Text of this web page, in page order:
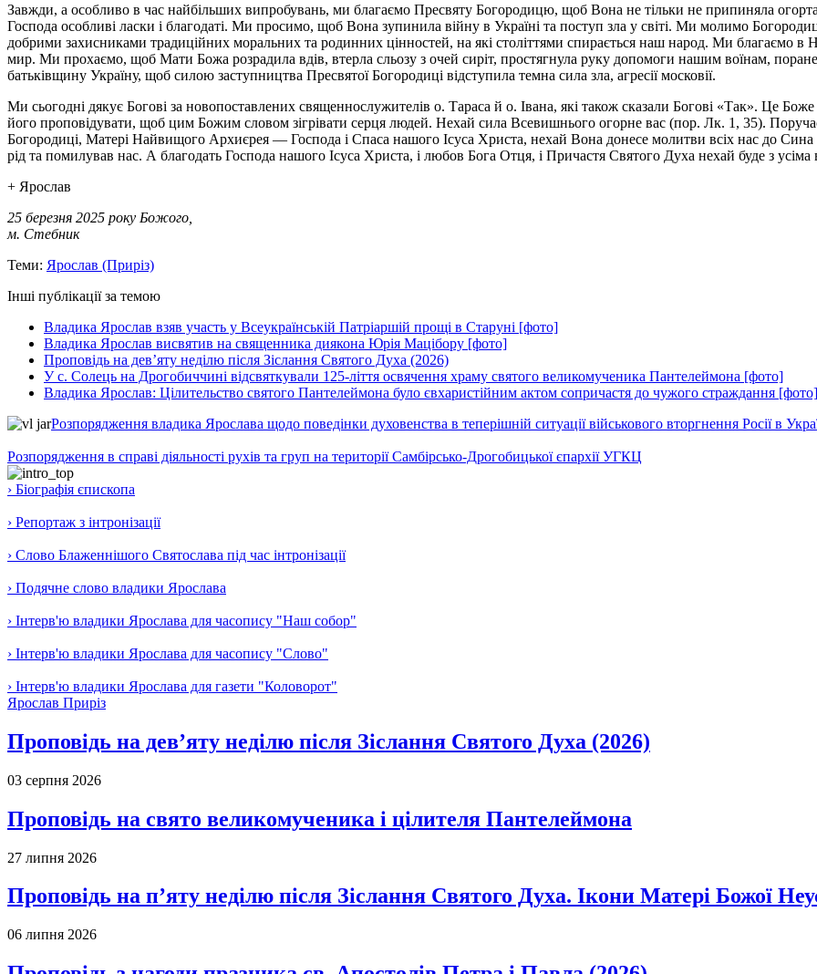
Завжди, а особливо в час найбільших випробувань, ми благаємо Пресвяту Богородицю, щоб Вона не тільки не припиняла
Господа особливі ласки і благодаті. Ми просимо, щоб Вона зупинила війну в Україні та поступ зла у світі. Ми молимо
добрими захисниками традиційних моральних та родинних цінностей, на які століттями спирається наш народ. Ми благаємо в
мир. Ми прохаємо, щоб Мати Божа розрадила вдів, втерла сльозу з очей сиріт, простягнула руку допомоги нашим воїнам,
батьківщину Україну, щоб силою заступництва Пресвятої Богородиці відступила темна сила зла, агресії московії.
Ми сьогодні дякує Богові за новопоставлених священнослужителів о. Тараса й о. Івана, які також сказали Богові «Так». Це
його проповідувати, щоб цим Божим словом зігрівати серця людей. Нехай сила Всевишнього огорне вас (пор. Лк. 1, 35).
Богородиці, Матері Найвищого Архиєрея — Господа і Спаса нашого Ісуса Христа, нехай Вона донесе молитви всіх нас до
рід та помилував нас. А благодать Господа нашого Ісуса Христа, і любов Бога Отця, і Причастя Святого Духа нехай буде з
+ Ярослав
25 березня 2025 року Божого,
м. Стебник
Теми: Ярослав (Приріз)
Інші публікації за темою
Владика Ярослав взяв участь у Всеукраїнській Патріаршій прощі в Старуні [фото]
Владика Ярослав висвятив на священника диякона Юрія Мацібору [фото]
Проповідь на дев’яту неділю після Зіслання Святого Духа (2026)
У с. Солець на Дрогобиччині відсвяткували 125-ліття освячення храму святого великомученика Пантелеймона [фото]
Владика Ярослав: Цілительство святого Пантелеймона було євхаристійним актом сопричастя до чужого страждання [фото]
Розпорядження владика Ярослава щодо поведінки духовенства в теперішній ситуації військового вторгнення Росії в
Розпорядження в справі діяльності рухів та груп на території Самбірсько-Дрогобицької єпархії УГКЦ
› Біографія єпископа
› Репортаж з інтронізації
› Слово Блаженнішого Святослава під час інтронізації
› Подячне слово владики Ярослава
› Інтерв'ю владики Ярослава для часопису "Наш собор"
› Інтерв'ю владики Ярослава для часопису "Слово"
› Інтерв'ю владики Ярослава для газети "Коловорот"
Ярослав Приріз
Проповідь на дев’яту неділю після Зіслання Святого Духа (2026)
03 серпня 2026
Проповідь на свято великомученика і цілителя Пантелеймона
27 липня 2026
Проповідь на п’яту неділю після Зіслання Святого Духа. Ікони Матері Божої
06 липня 2026